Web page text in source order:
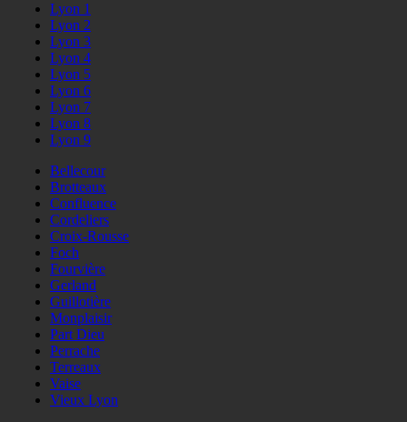
Lyon 1
Lyon 2
Lyon 3
Lyon 4
Lyon 5
Lyon 6
Lyon 7
Lyon 8
Lyon 9
Bellecour
Brotteaux
Confluence
Cordeliers
Croix-Rousse
Foch
Fourvière
Gerland
Guillotière
Monplaisir
Part Dieu
Perrache
Terreaux
Vaise
Vieux Lyon